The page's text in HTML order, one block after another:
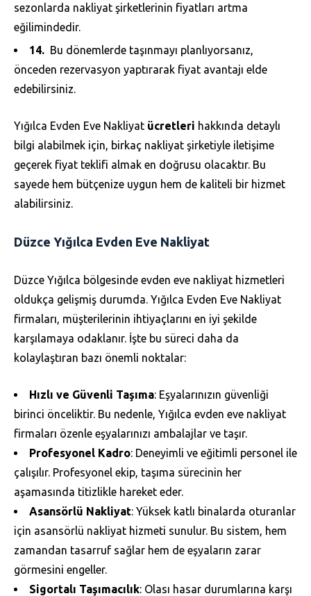
sezonlarda nakliyat şirketlerinin fiyatları artma
eğilimindedir.
Bu dönemlerde taşınmayı planlıyorsanız,
önceden rezervasyon yaptırarak fiyat avantajı elde
edebilirsiniz.
Yığılca Evden Eve Nakliyat ücretleri hakkında detaylı
bilgi alabilmek için, birkaç nakliyat şirketiyle iletişime
geçerek fiyat teklifi almak en doğrusu olacaktır. Bu
sayede hem bütçenize uygun hem de kaliteli bir hizmet
alabilirsiniz.
Düzce Yığılca Evden Eve Nakliyat
Düzce Yığılca bölgesinde evden eve nakliyat hizmetleri
oldukça gelişmiş durumda. Yığılca Evden Eve Nakliyat
firmaları, müşterilerinin ihtiyaçlarını en iyi şekilde
karşılamaya odaklanır. İşte bu süreci daha da
kolaylaştıran bazı önemli noktalar:
Hızlı ve Güvenli Taşıma: Eşyalarınızın güvenliği
birinci önceliktir. Bu nedenle, Yığılca evden eve nakliyat
firmaları özenle eşyalarınızı ambalajlar ve taşır.
Profesyonel Kadro: Deneyimli ve eğitimli personel ile
çalışılır. Profesyonel ekip, taşıma sürecinin her
aşamasında titizlikle hareket eder.
Asansörlü Nakliyat: Yüksek katlı binalarda oturanlar
için asansörlü nakliyat hizmeti sunulur. Bu sistem, hem
zamandan tasarruf sağlar hem de eşyaların zarar
görmesini engeller.
Sigortalı Taşımacılık: Olası hasar durumlarına karşı